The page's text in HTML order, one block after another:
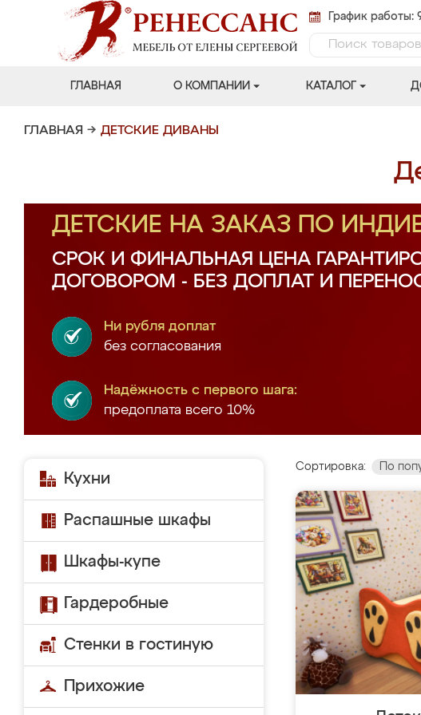
График работы:
ГЛАВНАЯ О КОМПАНИИ КАТАЛОГ
ГЛАВНАЯ → ДЕТСКИЕ ДИВАНЫ
ДЕТСКИЕ НА ЗАКАЗ ПО
СРОК И ФИНАЛЬНАЯ ЦЕНА
ДОГОВОРОМ - БЕЗ ДОПЛАТ И
Ни рубля доплат
без согласования
Надёжность с первого шага:
предоплата всего 10%
Кухни
Распашные шкафы
Шкафы-купе
Гардеробные
Стенки в гостиную
Прихожие
Сортировка: По